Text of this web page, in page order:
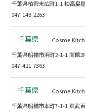
千葉県柏市末広町1-1 柏高島
047-148-2263
千葉県
Cosme
千葉県船橋市浜町2-1-1 南館
047-421-7363
千葉県
Cosme
千葉県船橋市本町7-1-1 東武